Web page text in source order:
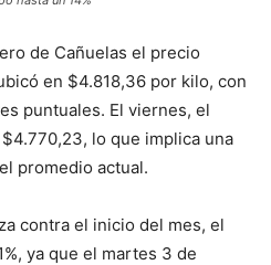
de Cañuelas el precio
en $4.818,36 por kilo, con
puntuales. El viernes, el
lo que implica una
promedio actual.
contra el inicio del mes, el
ya que el martes 3 de